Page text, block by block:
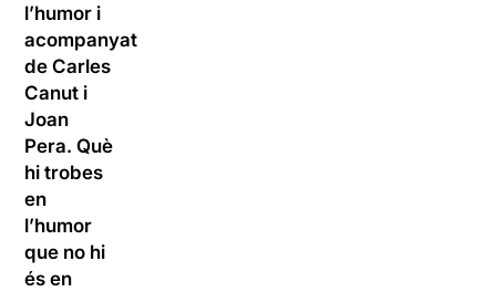
l’humor i
acompanyat
de Carles
Canut i
Joan
Pera. Què
hi trobes
en
l’humor
que no hi
és en